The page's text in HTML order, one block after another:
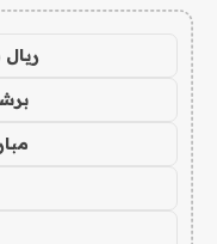
ريال